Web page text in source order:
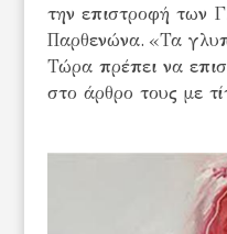
την επιστροφή των
Παρθενώνα. «Τα
Τώρα πρέπει να
στο άρθρο τους με